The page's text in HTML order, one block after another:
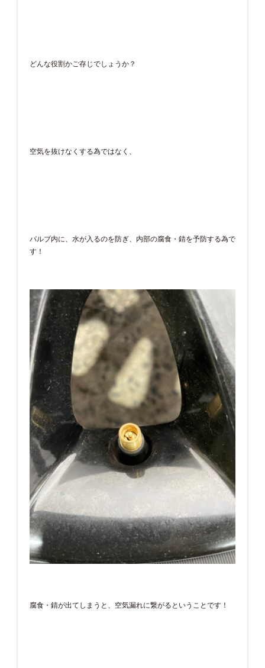
どんな役割かご存じでしょうか？
空気を抜けなくする為ではなく、
バルブ内に、水が入るのを防ぎ、内部の腐食・錆を予防する為で
す！
腐食・錆が出てしまうと、空気漏れに繋がるということです！